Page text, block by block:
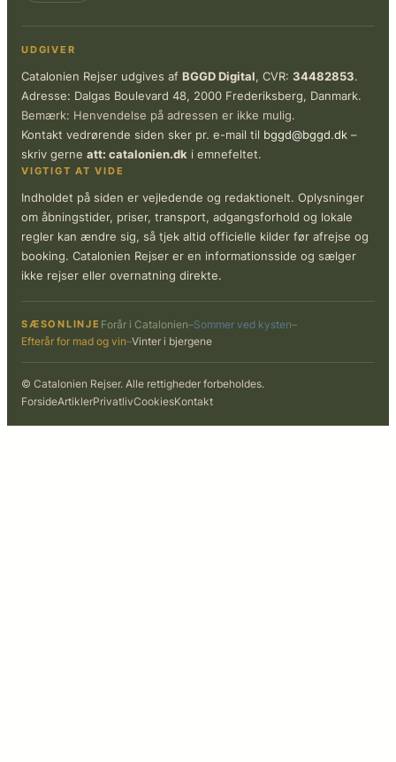
UDGIVER
Catalonien Rejser udgives af BGGD Digital, CVR: 34482853.
Adresse: Dalgas Boulevard 48, 2000 Frederiksberg, Danmark.
Bemærk: Henvendelse på adressen er ikke mulig.
Kontakt vedrørende siden sker pr. e-mail til bggd@bggd.dk –
skriv gerne att: catalonien.dk i emnefeltet.
VIGTIGT AT VIDE
Indholdet på siden er vejledende og redaktionelt. Oplysninger
om åbningstider, priser, transport, adgangsforhold og lokale
regler kan ændre sig, så tjek altid officielle kilder før afrejse og
booking. Catalonien Rejser er en informationsside og sælger
ikke rejser eller overnatning direkte.
SÆSONLINJE Forår i Catalonien–Sommer ved kysten–
Efterår for mad og vin–Vinter i bjergene
© Catalonien Rejser. Alle rettigheder forbeholdes.
ForsideArtiklerPrivatlivCookiesKontakt